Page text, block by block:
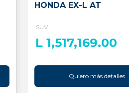
HONDA EX-L AT
SUV
L 1,517,169.00
Quiero más detalles